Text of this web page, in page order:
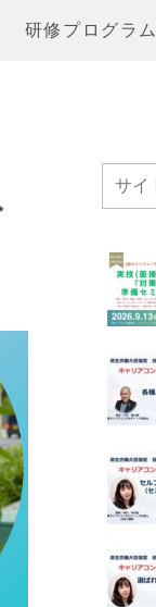
研修プログラム